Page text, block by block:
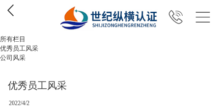
所有栏目
优秀员工风采
公司风采
优秀员工风采
2022/4/2